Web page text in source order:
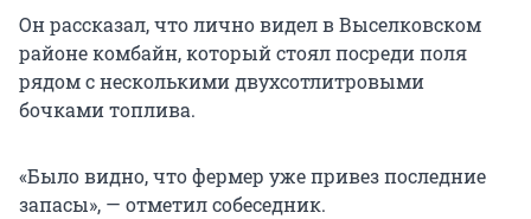
Он рассказал, что лично видел в Выселковском
районе комбайн, который стоял посреди поля
рядом с несколькими двухсотлитровыми
бочками топлива.
«Было видно, что фермер уже привез последние
запасы», — отметил собеседник.